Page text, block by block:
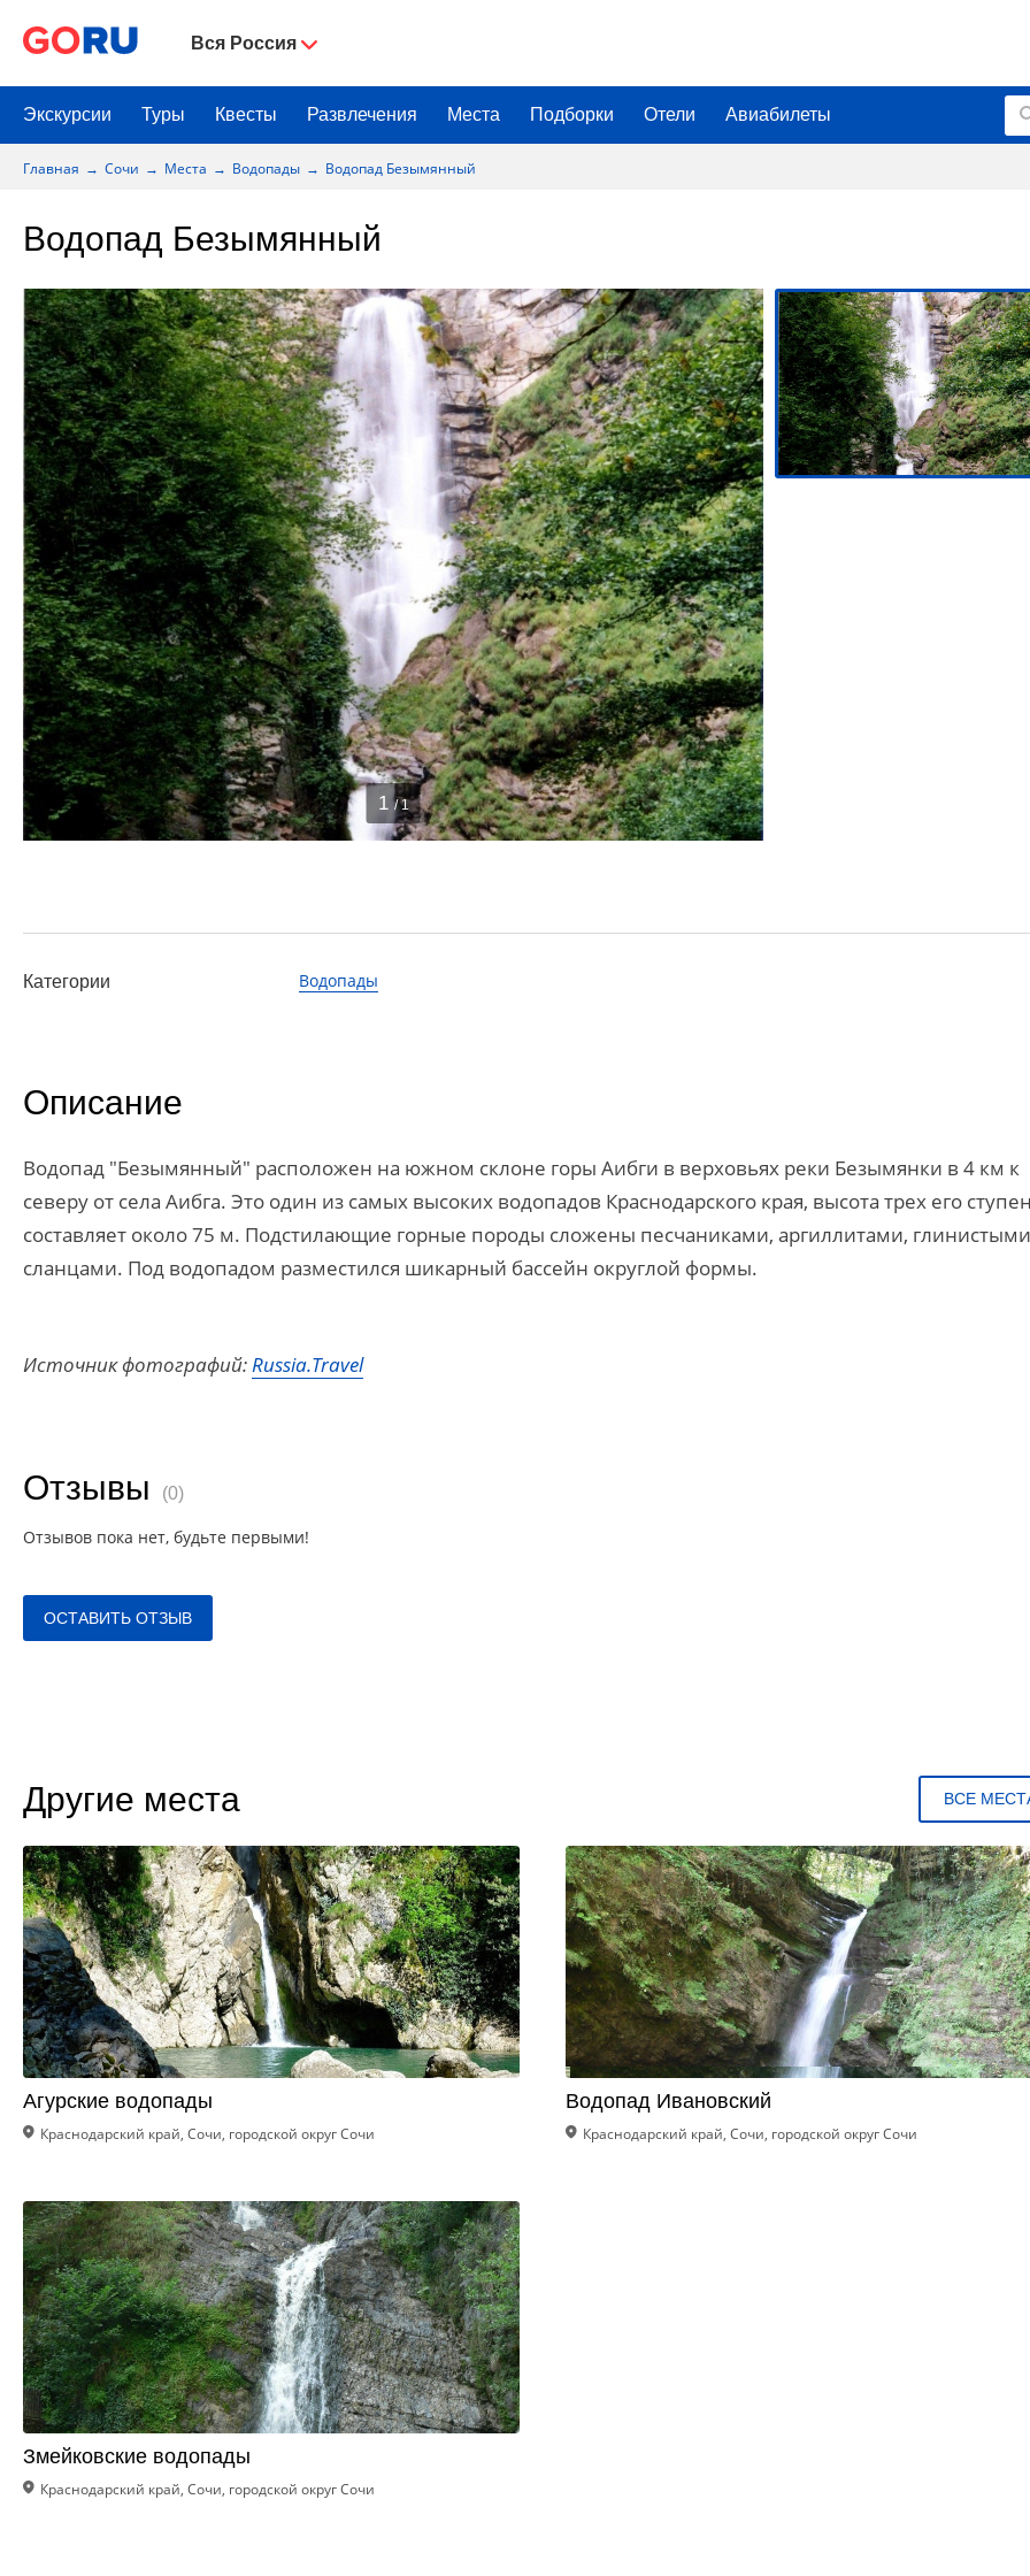
Вся Россия
Экскурсии Туры Квесты Развлечения Места Подборки Отели Авиабилеты
Главная Сочи Места Водопады Водопад Безымянный
Водопад Безымянный
1 / 1
Категории Водопады
Описание
Водопад "Безымянный" расположен на южном склоне горы Аибги в верховьях реки Безымянки в 4 км к
северу от села Аибга. Это один из самых высоких водопадов Краснодарского края, высота трех его
составляет около 75 м. Подстилающие горные породы сложены песчаниками, аргиллитами, глинистыми
сланцами. Под водопадом разместился шикарный бассейн округлой формы.
Источник фотографий:Russia.Travel
Отзывы (0)
Отзывов пока нет, будьте первыми!
ОСТАВИТЬ ОТЗЫВ
Другие места ВСЕ
Агурские водопады
Краснодарский край, Сочи, городской округ Сочи
Водопад Ивановский
Краснодарский край, Сочи, городской округ Сочи
Змейковские водопады
Краснодарский край, Сочи, городской округ Сочи